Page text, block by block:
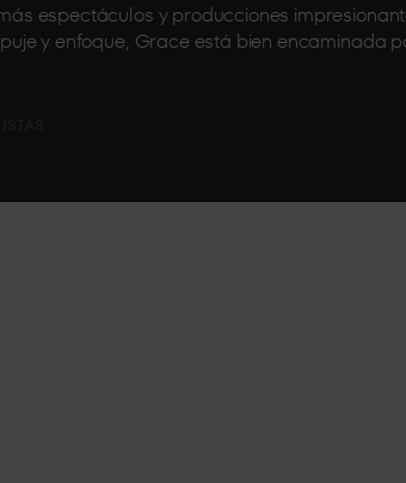
espectáculos y producciones
y enfoque, Grace está bien encaminada